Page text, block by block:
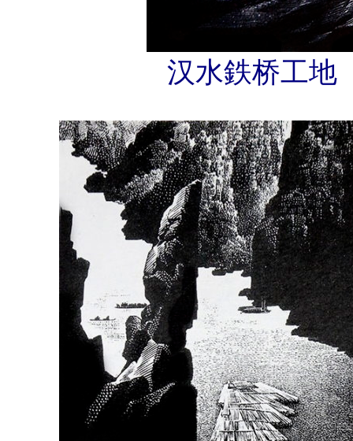
汉水鉄桥工地